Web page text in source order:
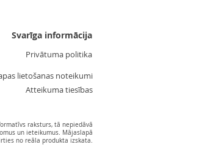
Svarīga informācija
Privātuma politika
lietošanas noteikumi
Atteikuma tiesības
raksturs, tā nepiedāvā
un ieteikumus. Mājaslapā
no reāla produkta izskata.